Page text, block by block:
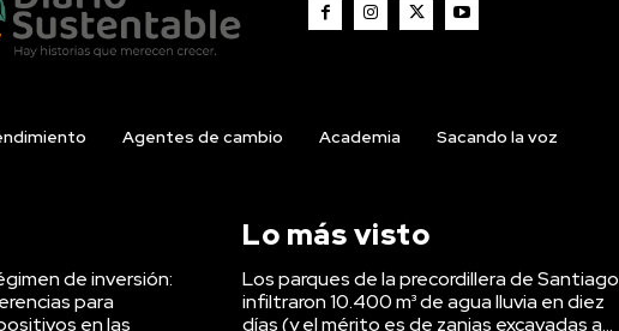
Agentes de cambio Academia Sacando la voz
de inversión:
para
en las
Lo más visto
Los parques de la precordillera de Santiago
infiltraron 10.400 m³ de agua lluvia en diez
días (y el mérito es de zanjas excavadas a...